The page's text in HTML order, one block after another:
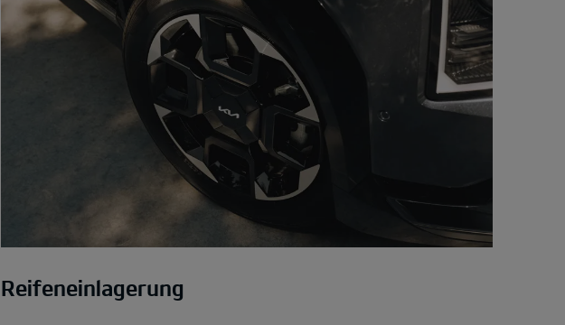
Reifeneinlagerung